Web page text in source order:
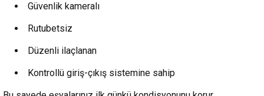
Güvenlik kameralı
Rutubetsiz
Düzenli ilaçlanan
Kontrollü giriş-çıkış sistemine sahip